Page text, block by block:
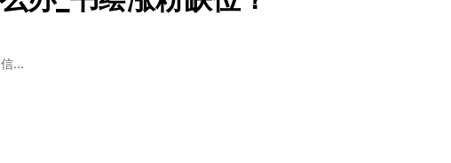
信…